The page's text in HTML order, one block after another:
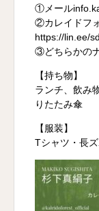
①メール
②カレイドフ
https://lin.ee/
③どちらかの
【持ち物】
ランチ、飲み
りたたみ傘
【服装】
Tシャツ・長